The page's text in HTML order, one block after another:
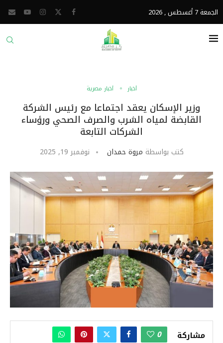
الجمعة 7 أغسطس , 2026
أخبار أخبار مصرية
وزير الإسكان يعقد اجتماعا مع رئيس الشركة
القابضة لمياه الشرب والصرف الصحي ورؤساء
الشركات التابعة
كتب بواسطة مروة حمدان نوفمبر 19, 2025
مشاركة 0